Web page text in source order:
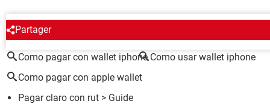
Partager
ALREDEDOR DEL MISMO TEMA
Como pagar con wallet iphone Como usar wallet iphone
Como pagar con apple wallet
Pagar claro con rut > Guide